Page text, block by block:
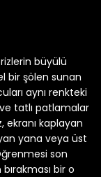
büyülü
bir şölen sunan
aynı renkteki
tatlı patlamalar
ekranı kaplayan
yana veya üst
son
bir o